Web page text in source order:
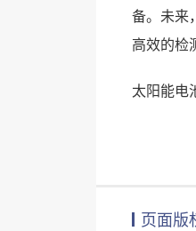
备。未来
高效的检
太阳能电
页面版